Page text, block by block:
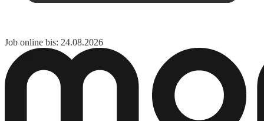
Job online bis: 24.08.2026